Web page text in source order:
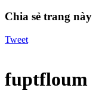
Chia sẻ trang này
Tweet
fuptfloum